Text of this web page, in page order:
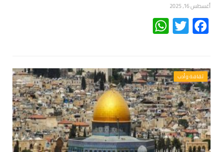
أغسطس 16, 2025
Facebook
Twitter
ثقافة وأدب